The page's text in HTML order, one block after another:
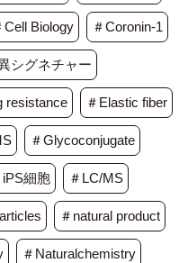
Cell Biology ＃Coronin-1
シグネチャー
resistance ＃Elastic fiber
＃Glycoconjugate
iPS細胞 ＃LC/MS
＃natural product
＃Naturalchemistry